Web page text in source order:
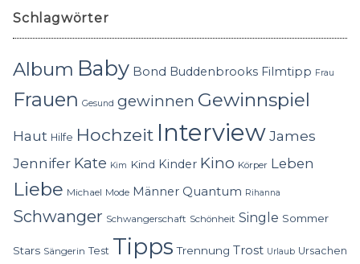
Schlagwörter
Album Baby Bond Buddenbrooks Filmtipp Frau
Frauen Gesund gewinnen Gewinnspiel
Haut Hilfe Hochzeit InterviewJames
Jennifer Kate Kim Kind Kinder Kino Körper Leben
Liebe Michael Mode Männer Quantum Rihanna
Schwanger Schwangerschaft Schönheit Single Sommer
Stars Sängerin Test Tipps Trennung Trost Urlaub Ursachen